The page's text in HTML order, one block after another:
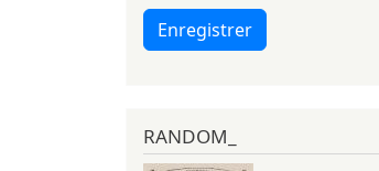
Enregistrer
RANDOM_